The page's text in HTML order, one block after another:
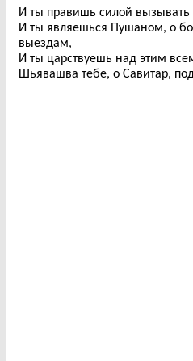
И ты правишь силой
И ты являешься Пушаном, о
выездам,
И ты царствуешь над этим
Шьявашва тебе, о Савитар,